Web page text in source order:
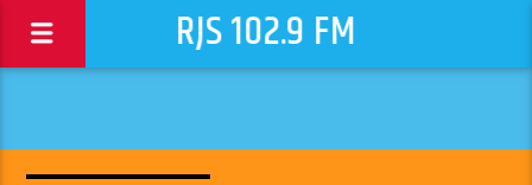
RJS 102.9 FM